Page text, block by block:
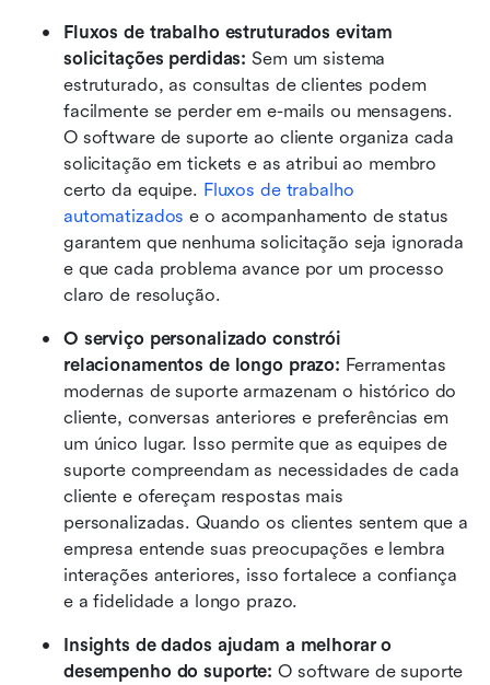
Fluxos de trabalho estruturados evitam
solicitações perdidas: Sem um sistema
estruturado, as consultas de clientes podem
facilmente se perder em e-mails ou mensagens.
O software de suporte ao cliente organiza cada
solicitação em tickets e as atribui ao membro
certo da equipe. Fluxos de trabalho
automatizados e o acompanhamento de status
garantem que nenhuma solicitação seja ignorada
e que cada problema avance por um processo
claro de resolução.
O serviço personalizado constrói
relacionamentos de longo prazo: Ferramentas
modernas de suporte armazenam o histórico do
cliente, conversas anteriores e preferências em
um único lugar. Isso permite que as equipes de
suporte compreendam as necessidades de cada
cliente e ofereçam respostas mais
personalizadas. Quando os clientes sentem que a
empresa entende suas preocupações e lembra
interações anteriores, isso fortalece a confiança
e a fidelidade a longo prazo.
Insights de dados ajudam a melhorar o
desempenho do suporte: O software de suporte